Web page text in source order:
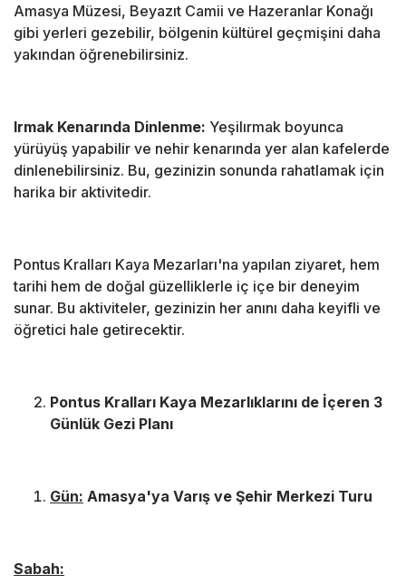
Amasya Müzesi, Beyazıt Camii ve Hazeranlar Konağı
gibi yerleri gezebilir, bölgenin kültürel geçmişini daha
yakından öğrenebilirsiniz.
Irmak Kenarında Dinlenme: Yeşilırmak boyunca
yürüyüş yapabilir ve nehir kenarında yer alan kafelerde
dinlenebilirsiniz. Bu, gezinizin sonunda rahatlamak için
harika bir aktivitedir.
Pontus Kralları Kaya Mezarları'na yapılan ziyaret, hem
tarihi hem de doğal güzelliklerle iç içe bir deneyim
sunar. Bu aktiviteler, gezinizin her anını daha keyifli ve
öğretici hale getirecektir.
Pontus Kralları Kaya Mezarlıklarını de İçeren 3
Günlük Gezi Planı
Gün: Amasya'ya Varış ve Şehir Merkezi Turu
Sabah: